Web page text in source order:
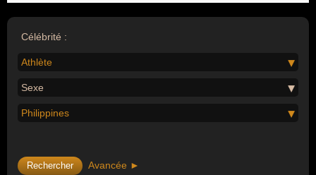
Célébrité :
Athlète
Sexe
Philippines
Avancée ►